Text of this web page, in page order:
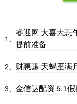
1、
睿迎网 大喜大悲
提前准备
2、 财惠赚 天蝎座满
3、 金信达配资 5.1